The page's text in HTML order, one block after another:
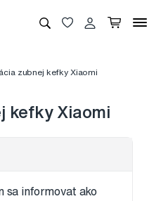
zubnej kefky Xiaomi
kefky Xiaomi
sa informovat ako